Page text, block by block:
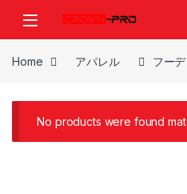
Home アパレル フーデ
No products were found